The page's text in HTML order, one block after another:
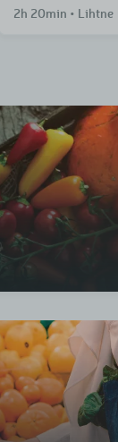
2h 20min • Lihtne